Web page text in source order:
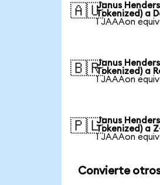
🇦🇺Janus
Tokenized) a
1 JAAAon
🇧🇷Janus
Tokenized) a
1 JAAAon
🇵🇱Janus
Tokenized) a
1 JAAAon
Convierte otros